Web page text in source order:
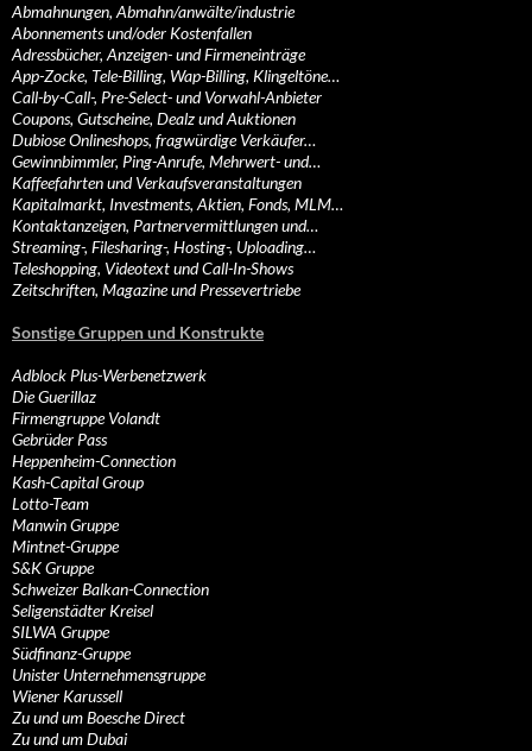
Abmahnungen, Abmahn/anwälte/industrie
Abonnements und/oder Kostenfallen
Adressbücher, Anzeigen- und Firmeneinträge
App-Zocke, Tele-Billing, Wap-Billing, Klingeltöne…
Call-by-Call-, Pre-Select- und Vorwahl-Anbieter
Coupons, Gutscheine, Dealz und Auktionen
Dubiose Onlineshops, fragwürdige Verkäufer…
Gewinnbimmler, Ping-Anrufe, Mehrwert- und…
Kaffeefahrten und Verkaufsveranstaltungen
Kapitalmarkt, Investments, Aktien, Fonds, MLM…
Kontaktanzeigen, Partnervermittlungen und…
Streaming-, Filesharing-, Hosting-, Uploading…
Teleshopping, Videotext und Call-In-Shows
Zeitschriften, Magazine und Pressevertriebe
Sonstige Gruppen und Konstrukte
Adblock Plus-Werbenetzwerk
Die Guerillaz
Firmengruppe Volandt
Gebrüder Pass
Heppenheim-Connection
Kash-Capital Group
Lotto-Team
Manwin Gruppe
Mintnet-Gruppe
S&K Gruppe
Schweizer Balkan-Connection
Seligenstädter Kreisel
SILWA Gruppe
Südfinanz-Gruppe
Unister Unternehmensgruppe
Wiener Karussell
Zu und um Boesche Direct
Zu und um Dubai